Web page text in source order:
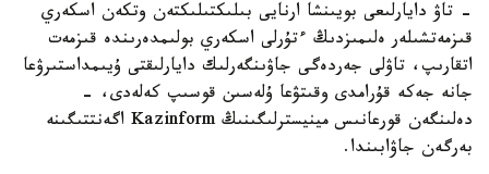
- تاۋ دايارلىعى بويىنشا ارنايى بىلىكتىلىكتەن وتكەن اسكەري
قىزمەتشىلەر ەلىمىزدىڭ ءتۇرلى اسكەري بولىمدەرىندە قىزمەت
اتقارىپ، تاۋلى جەردەگى جاۋىنگەرلىك دايارلىقتى ۇيىمداستىرۋعا
جانە جەكە قۇرامدى وقىتۋعا ۇلەسىن قوسىپ كەلەدى، -
دەلىنگەن قورعانىس مينيسترلىگىنىڭ Kazinform اگەنتتىگىنە
بەرگەن جاۋابىندا.